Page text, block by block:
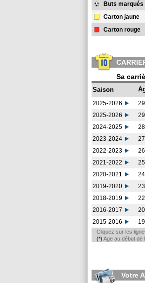
Buts marqués
Carton jaune
Carton rouge
Sa
Saison
2025-2026
2025-2026
2024-2025
2023-2024
2022-2023
2021-2022
2020-2021
2019-2020
2018-2019
2016-2017
2015-2016
Cliquez sur les
(*) Age au début de
Votre